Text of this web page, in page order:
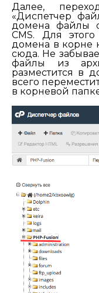
Далее,
«Диспетчер
домена файлы
CMS. Для
домена в корне
сюда. Не
файлы из
разместится в
всего
в корневой